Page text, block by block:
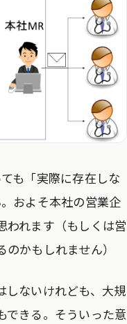
も「実際に存在しな
およそ本社の営業企
われます（もしくは営
かもしれません）
しないけれども、大規
できる。そういった意